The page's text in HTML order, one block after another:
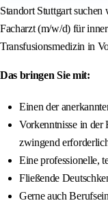
Standort Stuttgart
Facharzt (m/w/d) für
Transfusionsmedizin in
Das bringen Sie mit:
Einen der
Vorkenntnisse in der
zwingend
Eine professionelle,
Fließende
Gerne auch